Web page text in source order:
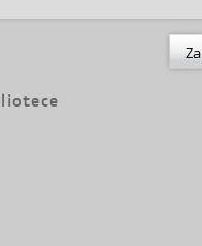
górskie… I emocjonujący